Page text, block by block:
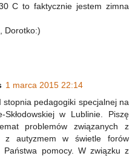
C to faktycznie jestem zimna
Dorotko:)
1 marca 2015 22:14
pedagogiki specjalnej na
Skłodowskiej w Lublinie. Piszę
problemów związanych z
z autyzmem w świetle forów
Państwa pomocy. W związku z